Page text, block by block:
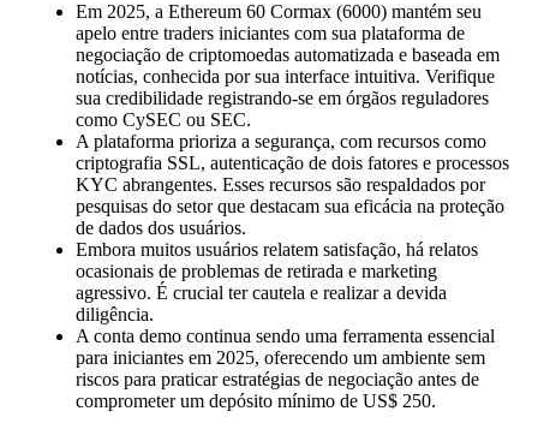
Em 2025, a Ethereum 60 Cormax (6000) mantém seu
apelo entre traders iniciantes com sua plataforma de
negociação de criptomoedas automatizada e baseada em
notícias, conhecida por sua interface intuitiva. Verifique
sua credibilidade registrando-se em órgãos reguladores
como CySEC ou SEC.
A plataforma prioriza a segurança, com recursos como
criptografia SSL, autenticação de dois fatores e processos
KYC abrangentes. Esses recursos são respaldados por
pesquisas do setor que destacam sua eficácia na proteção
de dados dos usuários.
Embora muitos usuários relatem satisfação, há relatos
ocasionais de problemas de retirada e marketing
agressivo. É crucial ter cautela e realizar a devida
diligência.
A conta demo continua sendo uma ferramenta essencial
para iniciantes em 2025, oferecendo um ambiente sem
riscos para praticar estratégias de negociação antes de
comprometer um depósito mínimo de US$ 250.